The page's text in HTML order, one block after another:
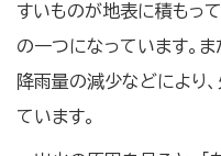
すいものが地表に積もっ
の一つになっています。
降雨量の減少などにより
ています。